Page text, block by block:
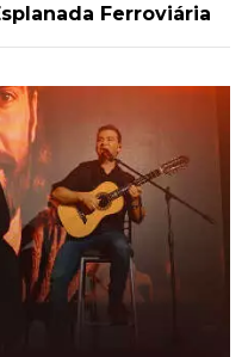
Ferroviária